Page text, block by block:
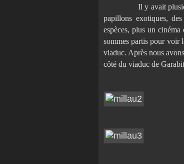
Il y avait
papillons exotiques,
espèces, plus un
sommes partis pour voir
viaduc. Après nous
côté du viaduc de